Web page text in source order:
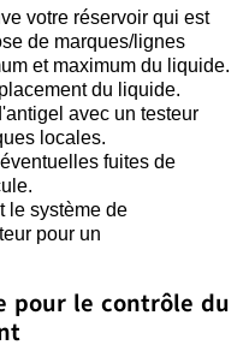
votre réservoir qui est
de marques/lignes
et maximum du liquide.
du liquide.
avec un testeur
locales.
fuites de
le système de
pour un
pour le contrôle du